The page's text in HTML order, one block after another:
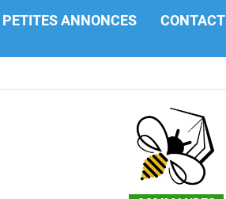
PETITES ANNONCES CONTACT